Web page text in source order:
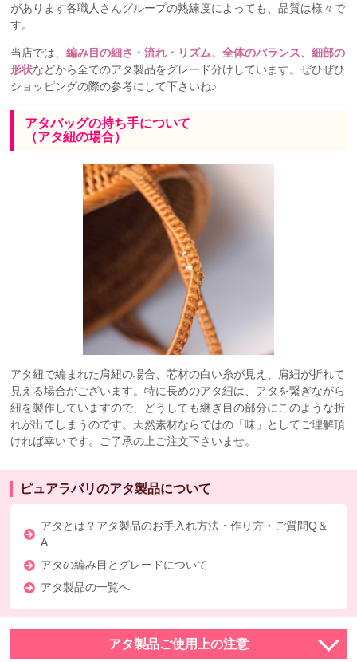
があります各職人さんグループの熟練度によっても、品質は様々で
す。
当店では、編み目の細さ・流れ・リズム、全体のバランス、細部の
形状などから全てのアタ製品をグレード分けしています。ぜひぜひ
ショッピングの際の参考にして下さいね♪
アタバッグの持ち手について
（アタ紐の場合）
アタ紐で編まれた肩紐の場合、芯材の白い糸が見え、肩紐が折れて
見える場合がございます。特に長めのアタ紐は、アタを繋ぎながら
紐を製作していますので、どうしても継ぎ目の部分にこのような折
れが出てしまうのです。天然素材ならではの「味」としてご理解頂
ければ幸いです。ご了承の上ご注文下さいませ。
ピュアラバリのアタ製品について
アタとは？アタ製品のお手入れ方法・作り方・ご質問Q＆
A
アタの編み目とグレードについて
アタ製品の一覧へ
アタ製品ご使用上の注意